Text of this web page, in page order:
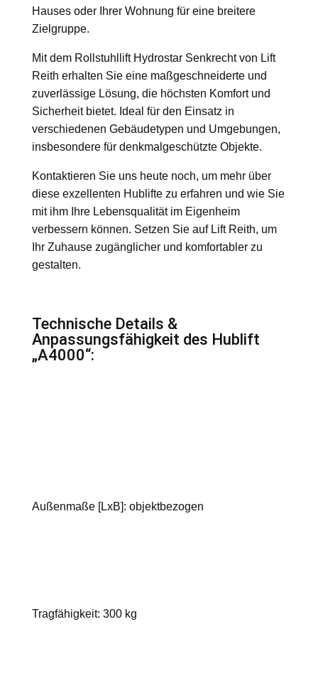
Hauses oder Ihrer Wohnung für eine breitere
Zielgruppe.
Mit dem Rollstuhllift Hydrostar Senkrecht von Lift
Reith erhalten Sie eine maßgeschneiderte und
zuverlässige Lösung, die höchsten Komfort und
Sicherheit bietet. Ideal für den Einsatz in
verschiedenen Gebäudetypen und Umgebungen,
insbesondere für denkmalgeschützte Objekte.
Kontaktieren Sie uns heute noch, um mehr über
diese exzellenten Hublifte zu erfahren und wie Sie
mit ihm Ihre Lebensqualität im Eigenheim
verbessern können. Setzen Sie auf Lift Reith, um
Ihr Zuhause zugänglicher und komfortabler zu
gestalten.
Technische Details &
Anpassungsfähigkeit des Hublift
„A4000“:
Außenmaße [LxB]: objektbezogen
Tragfähigkeit: 300 kg